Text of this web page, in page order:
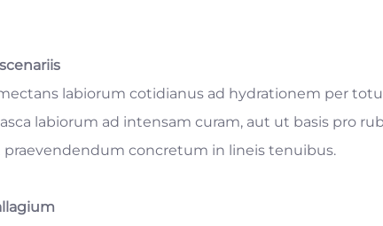
labiorum cotidianus ad hydrationem per
labiorum ad intensam curam, aut ut basis pro
concretum in lineis tenuibus.